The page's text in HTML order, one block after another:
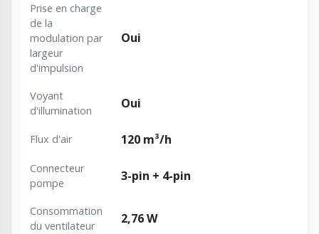
Prise en charge
de la
modulation par
largeur
d'impulsion
Oui
Voyant
d'illumination
Oui
Flux d'air 120 m³/h
Connecteur
pompe
3-pin + 4-pin
Consommation
du ventilateur
2,76 W